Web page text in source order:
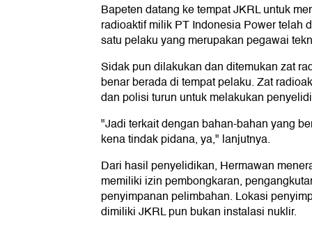
Bapeten datang ke tempat JKRL untuk
radioaktif milik PT Indonesia Power telah
satu pelaku yang merupakan pegawai
Sidak pun dilakukan dan ditemukan zat
benar berada di tempat pelaku. Zat
dan polisi turun untuk melakukan
"Jadi terkait dengan bahan-bahan yang
kena tindak pidana, ya," lanjutnya.
Dari hasil penyelidikan, Hermawan
memiliki izin pembongkaran,
penyimpanan pelimbahan. Lokasi
dimiliki JKRL pun bukan instalasi nuklir.